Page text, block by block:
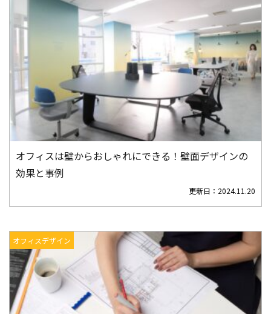
オフィスは壁からおしゃれにできる！壁面デザインの
効果と事例
更新日： 2024.11.20
オフィスデザイン